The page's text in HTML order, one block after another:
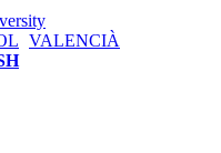
VALENCIÀ